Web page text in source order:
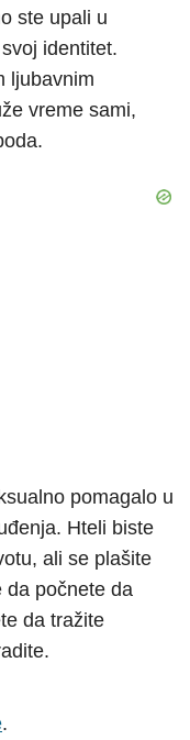
ste upali u
identitet.
ljubavnim
vreme sami,
pomagalo u
Hteli biste
ali se plašite
da počnete da
da tražite
.